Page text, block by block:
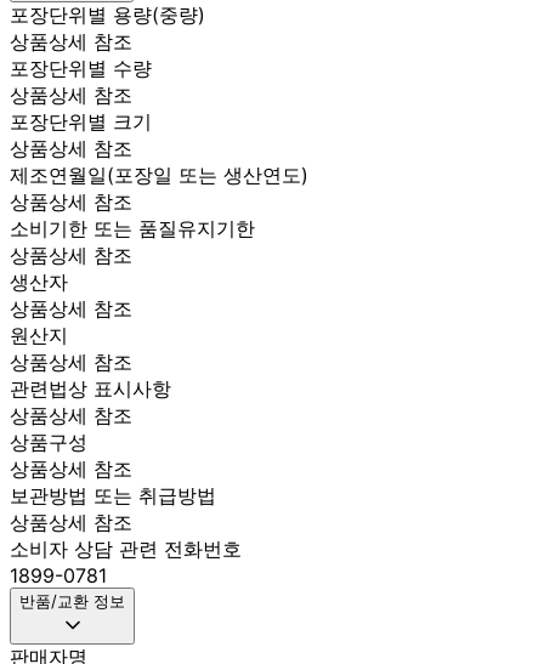
포장단위별 용량(중량)
상품상세 참조
포장단위별 수량
상품상세 참조
포장단위별 크기
상품상세 참조
제조연월일(포장일 또는 생산연도)
상품상세 참조
소비기한 또는 품질유지기한
상품상세 참조
생산자
상품상세 참조
원산지
상품상세 참조
관련법상 표시사항
상품상세 참조
상품구성
상품상세 참조
보관방법 또는 취급방법
상품상세 참조
소비자 상담 관련 전화번호
1899-0781
반품/교환 정보
판매자명